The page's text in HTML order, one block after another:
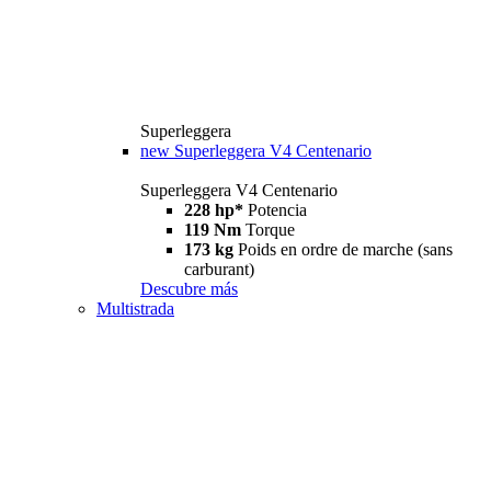
Superleggera
new Superleggera V4 Centenario
Superleggera V4 Centenario
228 hp* Potencia
119 Nm Torque
173 kg Poids en ordre de marche (sans
carburant)
Descubre más
Multistrada